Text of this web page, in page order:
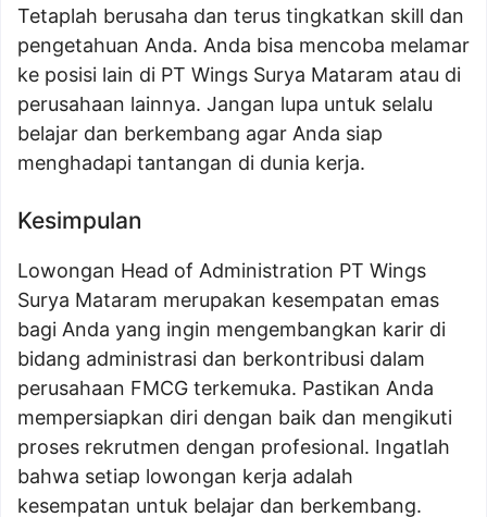
Tetaplah berusaha dan terus tingkatkan skill dan
pengetahuan Anda. Anda bisa mencoba melamar
ke posisi lain di PT Wings Surya Mataram atau di
perusahaan lainnya. Jangan lupa untuk selalu
belajar dan berkembang agar Anda siap
menghadapi tantangan di dunia kerja.
Kesimpulan
Lowongan Head of Administration PT Wings
Surya Mataram merupakan kesempatan emas
bagi Anda yang ingin mengembangkan karir di
bidang administrasi dan berkontribusi dalam
perusahaan FMCG terkemuka. Pastikan Anda
mempersiapkan diri dengan baik dan mengikuti
proses rekrutmen dengan profesional. Ingatlah
bahwa setiap lowongan kerja adalah
kesempatan untuk belajar dan berkembang.